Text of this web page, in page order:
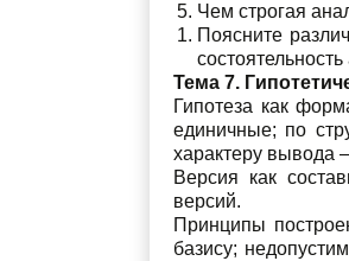
Чем строгая
Поясните
Тема 7.
Гипотеза как
единичные; по
характеру вывода
Версия как
версий.
Принципы
базису;